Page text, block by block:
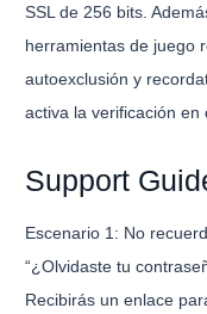
SSL de 256 bits.
herramientas de juego
autoexclusión y
activa la verificación en
Support
Escenario 1: No
“¿Olvidaste tu
Recibirás un enlace